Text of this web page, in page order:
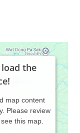
the
map content
Please review
this map.